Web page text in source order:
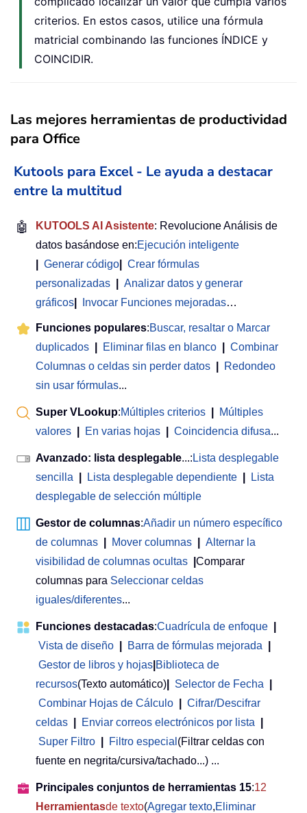
criterios. En estos casos, utilice una fórmula
matricial combinando las funciones ÍNDICE y
COINCIDIR.
Las mejores herramientas de productividad
para Office
Kutools para Excel - Le ayuda a destacar
entre la multitud
🤖 KUTOOLS AI Asistente: Revolucione Análisis de
datos basándose en:Ejecución inteligente
Generar código
Crear fórmulas
personalizadas
Analizar datos y generar
gráficos
Invocar Funciones mejoradas…
Funciones populares:Buscar, resaltar o Marcar
duplicados
Eliminar filas en blanco
Combinar
Columnas o celdas sin perder datos
Redondeo
sin usar fórmulas...
Super VLookup:Múltiples criterios
Múltiples
valores
En varias hojas Coincidencia difusa...
Avanzado: lista desplegable...: Lista desplegable
sencilla
Lista desplegable dependiente
Lista
desplegable de selección múltiple
Gestor de columnas:Añadir un número específico
de columnas
Mover columnas
Alternar la
visibilidad de columnas ocultas
Comparar
columnas para Seleccionar celdas
iguales/diferentes...
Funciones destacadas:Cuadrícula de enfoque
Vista de diseño
Barra de fórmulas mejorada
Gestor de libros y hojas Biblioteca de
recursos(Texto automático) Selector de Fecha
Combinar Hojas de Cálculo
Cifrar/Descifrar
celdas
Enviar correos electrónicos por lista
Super Filtro
Filtro especial (Filtrar celdas con
fuente en negrita/cursiva/tachado...) ...
Principales conjuntos de herramientas 15:12
Herramientasde texto(Agregar texto,Eliminar